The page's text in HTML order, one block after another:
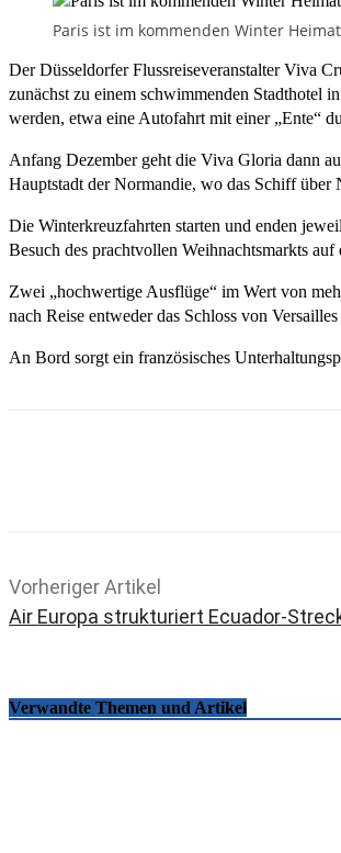
Paris ist im kommenden Winter
Der Düsseldorfer Flussreiseveranstalter Viva
zunächst zu einem schwimmenden Stadthotel
werden, etwa eine Autofahrt mit einer „Ente“
Anfang Dezember geht die Viva Gloria dann
Hauptstadt der Normandie, wo das Schiff über
Die Winterkreuzfahrten starten und enden
Besuch des prachtvollen Weihnachtsmarkts
Zwei „hochwertige Ausflüge“ im Wert von
nach Reise entweder das Schloss von
An Bord sorgt ein französisches
Vorheriger Artikel
Air Europa strukturiert Ecuador-
Verwandte Themen und Artikel